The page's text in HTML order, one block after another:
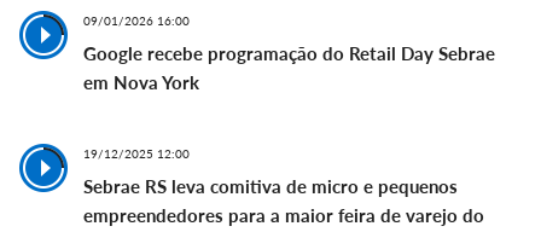
09/01/2026 16:00
Google recebe programação do Retail Day Sebrae
em Nova York
19/12/2025 12:00
Sebrae RS leva comitiva de micro e pequenos
empreendedores para a maior feira de varejo do